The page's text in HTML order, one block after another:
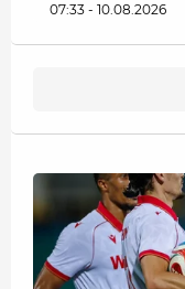
07:33 - 10.08.2026